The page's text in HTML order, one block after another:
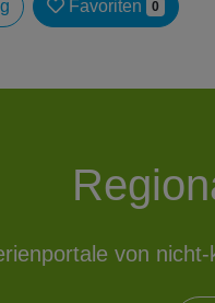
Favoriten 0
von